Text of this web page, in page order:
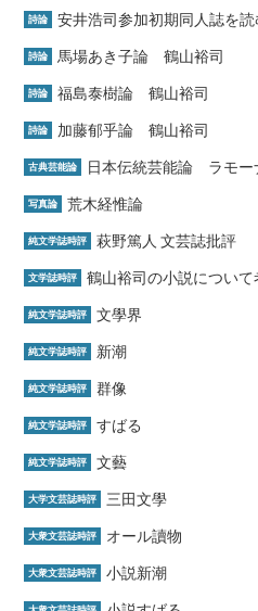
詩論 安井浩司参加初期同人誌を
詩論 馬場あき子論 鶴山裕司
詩論 福島泰樹論 鶴山裕司
詩論 加藤郁乎論 鶴山裕司
古典芸能論 日本伝統芸能論 ラモー
写真論 荒木経惟論
純文学誌時評 萩野篤人 文芸誌批評
文学誌時評 鶴山裕司の小説につい
純文学誌時評 文學界
純文学誌時評 新潮
純文学誌時評 群像
純文学誌時評 すばる
純文学誌時評 文藝
大学文芸誌時評 三田文學
大衆文芸誌時評 オール讀物
大衆文芸誌時評 小説新潮